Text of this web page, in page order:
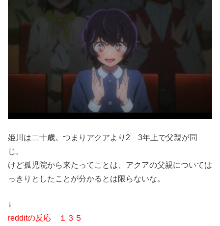
姫川は二十歳。つまりアクアより2－3年上で父親が同
じ。
けど孤児院から来たってことは、アクアの父親については
っきりとしたことが分かるとは限らないな。
↓
redditの反応 １３５